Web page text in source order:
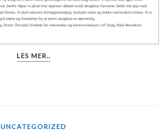
LES MER..
UNCATEGORIZED